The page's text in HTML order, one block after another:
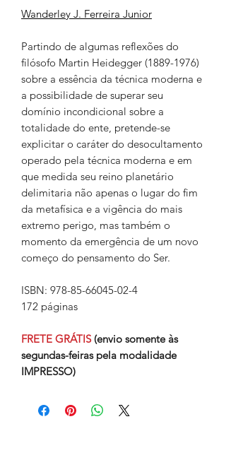
Wanderley J. Ferreira Junior
Partindo de algumas reflexões do
filósofo Martin Heidegger (1889-1976)
sobre a essência da técnica moderna e
a possibilidade de superar seu
domínio incondicional sobre a
totalidade do ente, pretende-se
explicitar o caráter do desocultamento
operado pela técnica moderna e em
que medida seu reino planetário
delimitaria não apenas o lugar do fim
da metafísica e a vigência do mais
extremo perigo, mas também o
momento da emergência de um novo
começo do pensamento do Ser.
ISBN: 978-85-66045-02-4
172 páginas
FRETE GRÁTIS(envio somente às
segundas-feiras pela modalidade
IMPRESSO)